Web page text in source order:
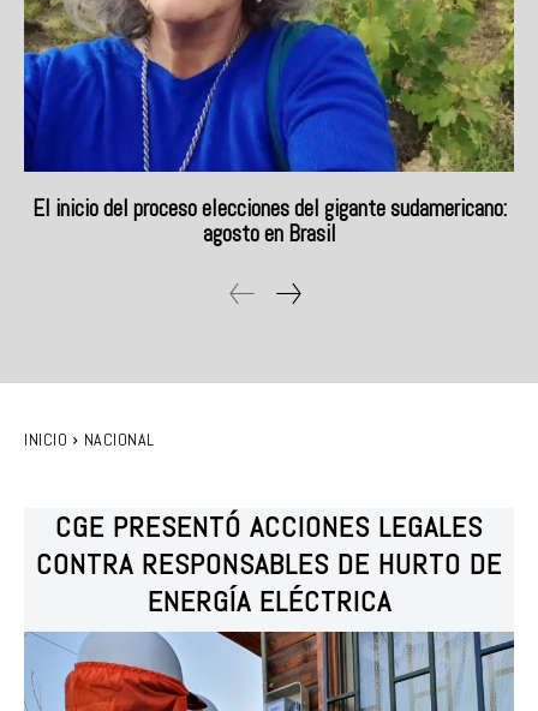
El inicio del proceso elecciones del gigante sudamericano:
agosto en Brasil